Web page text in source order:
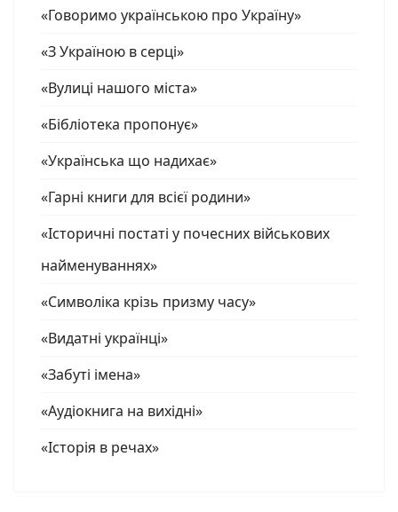
«Говоримо українською про Україну»
«З Україною в серці»
«Вулиці нашого міста»
«Бібліотека пропонує»
«Українська що надихає»
«Гарні книги для всієї родини»
«Історичні постаті у почесних військових
найменуваннях»
«Символіка крізь призму часу»
«Видатні українці»
«Забуті імена»
«Аудіокнига на вихідні»
«Історія в речах»